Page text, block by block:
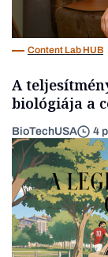
Content Lab HUB
A
biológiája a
BioTechUSA 4